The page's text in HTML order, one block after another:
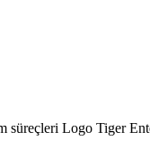
Logo Tiger